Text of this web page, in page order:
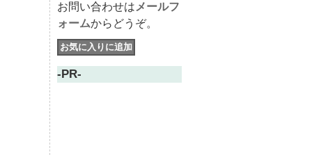
お問い合わせは メールフ
ォームからどうぞ。
-PR-